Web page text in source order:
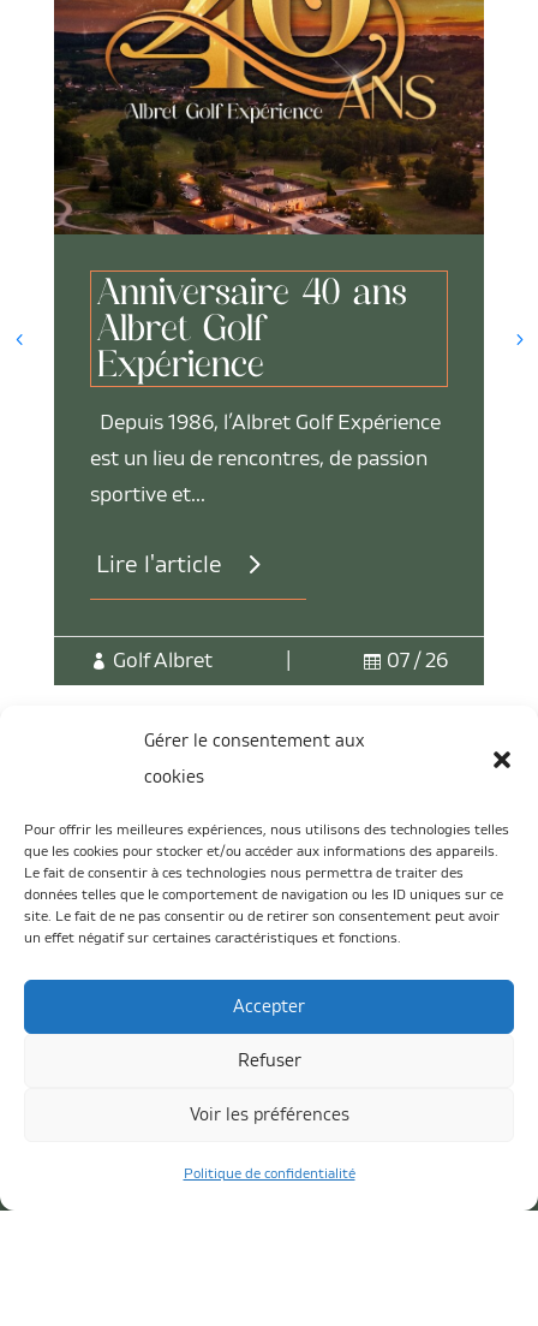
Gérer le consentement aux
cookies
Pour offrir les meilleures expériences, nous utilisons des technologies telles
que les cookies pour stocker et/ou accéder aux informations des appareils.
Le fait de consentir à ces technologies nous permettra de traiter des
données telles que le comportement de navigation ou les ID uniques sur ce
site. Le fait de ne pas consentir ou de retirer son consentement peut avoir
un effet négatif sur certaines caractéristiques et fonctions.
Accepter
Refuser
Voir les préférences
Politique de confidentialité
Anniversaire 40 ans
Albret Golf
Expérience
Depuis 1986, l’Albret Golf Expérience
est un lieu de rencontres, de passion
sportive et...
Lire l'article
 Golf Albret  07 / 26
Son Histoire
Parcours